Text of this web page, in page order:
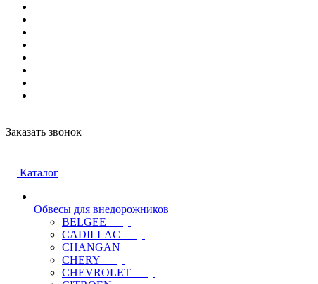
Заказать звонок
Каталог
Обвесы для внедорожников
BELGEE
CADILLAC
CHANGAN
CHERY
CHEVROLET